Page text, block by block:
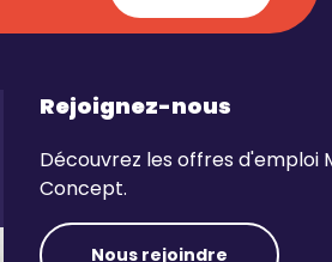
Rejoignez-nous
Découvrez les offres d'emploi
Concept.
Nous rejoindre